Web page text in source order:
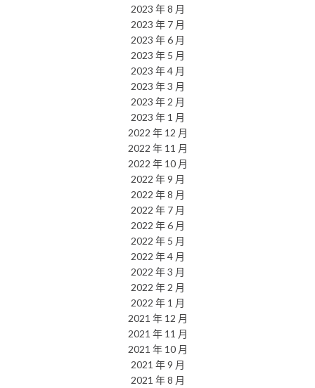
2023 年 8 月
2023 年 7 月
2023 年 6 月
2023 年 5 月
2023 年 4 月
2023 年 3 月
2023 年 2 月
2023 年 1 月
2022 年 12 月
2022 年 11 月
2022 年 10 月
2022 年 9 月
2022 年 8 月
2022 年 7 月
2022 年 6 月
2022 年 5 月
2022 年 4 月
2022 年 3 月
2022 年 2 月
2022 年 1 月
2021 年 12 月
2021 年 11 月
2021 年 10 月
2021 年 9 月
2021 年 8 月